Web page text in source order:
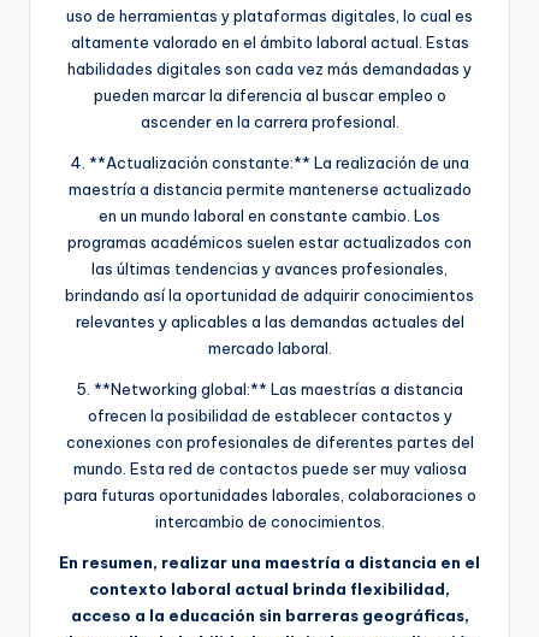
uso de herramientas y plataformas digitales, lo cual es
altamente valorado en el ámbito laboral actual. Estas
habilidades digitales son cada vez más demandadas y
pueden marcar la diferencia al buscar empleo o
ascender en la carrera profesional.
4. **Actualización constante:** La realización de una
maestría a distancia permite mantenerse actualizado
en un mundo laboral en constante cambio. Los
programas académicos suelen estar actualizados con
las últimas tendencias y avances profesionales,
brindando así la oportunidad de adquirir conocimientos
relevantes y aplicables a las demandas actuales del
mercado laboral.
5. **Networking global:** Las maestrías a distancia
ofrecen la posibilidad de establecer contactos y
conexiones con profesionales de diferentes partes del
mundo. Esta red de contactos puede ser muy valiosa
para futuras oportunidades laborales, colaboraciones o
intercambio de conocimientos.
En resumen, realizar una maestría a distancia en el
contexto laboral actual brinda flexibilidad,
acceso a la educación sin barreras geográficas,